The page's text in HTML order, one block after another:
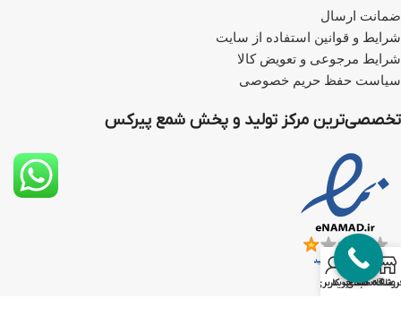
ضمانت ارسال
شرایط و قوانین استفاده از سایت
شرایط مرجوعی و تعویض کالا
سیاست حفظ حریم خصوصی
تخصصی‌ترین مرکز تولید و پخش شمع پیرکس
علاقه مندی
0
سبد خرید
حساب کاربری من